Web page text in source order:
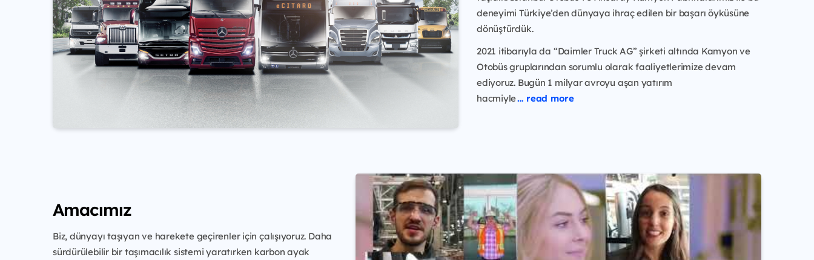
deneyimi Türkiye’den dünyaya ihraç edilen bir başarı öyküsüne
dönüştürdük.
2021 itibarıyla da “Daimler Truck AG” şirketi altında Kamyon ve
Otobüs gruplarından sorumlu olarak faaliyetlerimize devam
ediyoruz. Bugün 1 milyar avroyu aşan yatırım
hacmiyle… read more
Amacımız
Biz, dünyayı taşıyan ve harekete geçirenler için çalışıyoruz. Daha
sürdürülebilir bir taşımacılık sistemi yaratırken karbon ayak